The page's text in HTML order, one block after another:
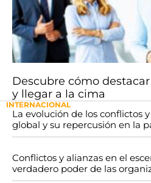
Descubre cómo
y llegar a la cima
INTERNACIONAL
La evolución de los conflictos
global y su repercusión en la
Conflictos y alianzas en el
verdadero poder de las